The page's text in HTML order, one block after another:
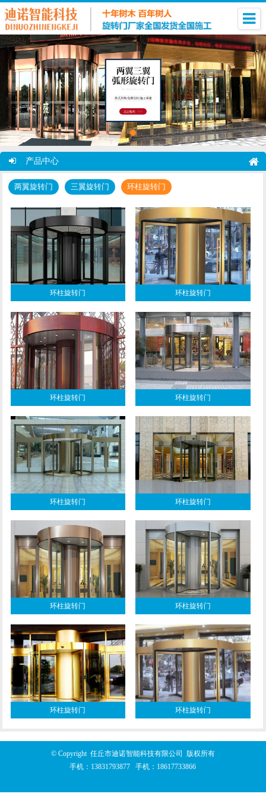
产品中心
两翼旋转门 三翼旋转门 环柱旋转门
环柱旋转门 环柱旋转门
环柱旋转门 环柱旋转门
环柱旋转门 环柱旋转门
环柱旋转门 环柱旋转门
环柱旋转门 环柱旋转门
© Copyright 任丘市迪诺智能科技有限公司 版权所有
手机： 13831793877 手机： 18617733866